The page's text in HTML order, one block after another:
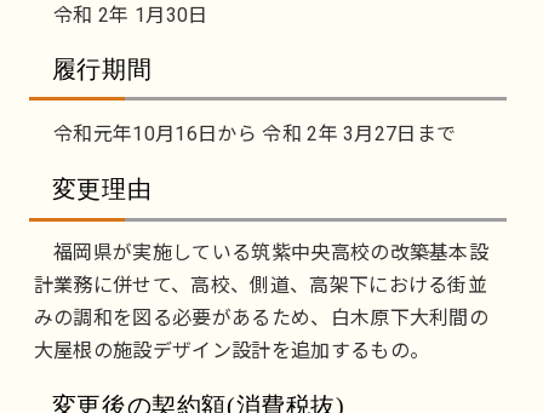
令和 2年 1月30日
履行期間
令和元年10月16日から 令和 2年 3月27日まで
変更理由
福岡県が実施している筑紫中央高校の改築基本設
計業務に併せて、高校、側道、高架下における街並
みの調和を図る必要があるため、白木原下大利間の
大屋根の施設デザイン設計を追加するもの。
変更後の契約額(消費税抜)